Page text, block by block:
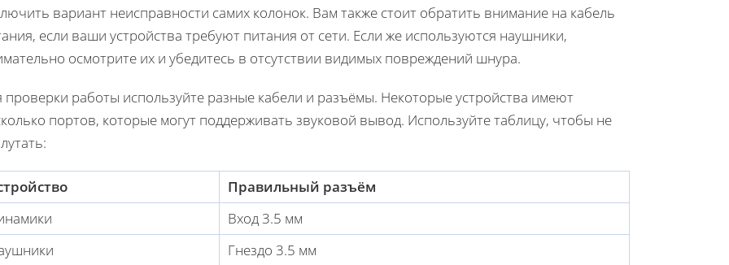
вариант неисправности самих колонок. Вам также стоит обратить внимание на кабель
если ваши устройства требуют питания от сети. Если же используются наушники,
осмотрите их и убедитесь в отсутствии видимых повреждений шнура.
проверки работы используйте разные кабели и разъёмы. Некоторые устройства имеют
портов, которые могут поддерживать звуковой вывод. Используйте таблицу, чтобы не
Правильный разъём
Вход 3.5 мм
Гнездо 3.5 мм